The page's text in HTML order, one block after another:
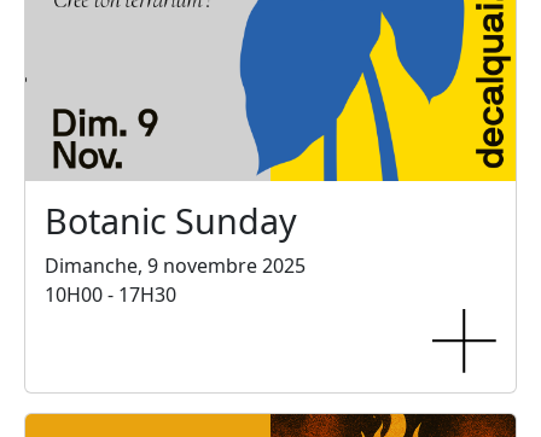
Botanic Sunday
Dimanche, 9 novembre 2025
10H00 - 17H30